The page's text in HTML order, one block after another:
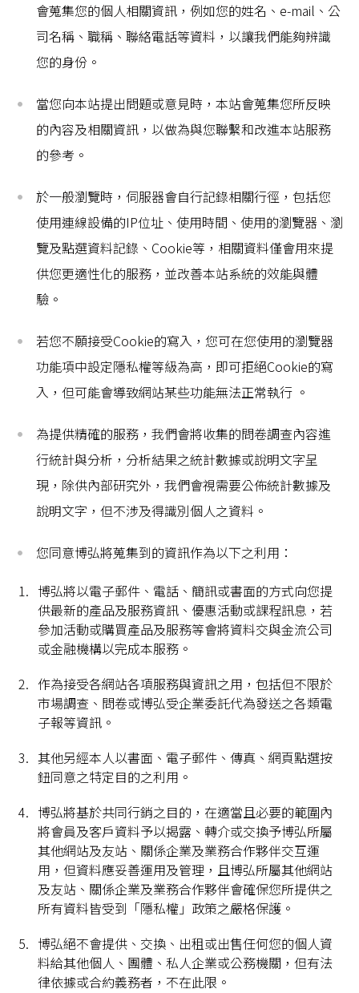
會蒐集您的個人相關資訊，例如您的姓名、e-mail、公
司名稱、職稱、聯絡電話等資料，以讓我們能夠辨識
您的身份。
當您向本站提出問題或意見時，本站會蒐集您所反映
的內容及相關資訊，以做為與您聯繫和改進本站服務
的參考。
於一般瀏覽時，伺服器會自行記錄相關行徑，包括您
使用連線設備的IP位址、使用時間、使用的瀏覽器、瀏
覽及點選資料記錄、Cookie等，相關資料僅會用來提
供您更適性化的服務，並改善本站系統的效能與體
驗。
若您不願接受Cookie的寫入，您可在您使用的瀏覽器
功能項中設定隱私權等級為高，即可拒絕Cookie的寫
入，但可能會導致網站某些功能無法正常執行 。
為提供精確的服務，我們會將收集的問卷調查內容進
行統計與分析，分析結果之統計數據或說明文字呈
現，除供內部研究外，我們會視需要公佈統計數據及
說明文字，但不涉及得識別個人之資料。
您同意博弘將蒐集到的資訊作為以下之利用：
博弘將以電子郵件、電話、簡訊或書面的方式向您提
供最新的產品及服務資訊、優惠活動或課程訊息，若
參加活動或購買產品及服務等會將資料交與金流公司
或金融機構以完成本服務。
作為接受各網站各項服務與資訊之用，包括但不限於
市場調查、問卷或博弘受企業委託代為發送之各類電
子報等資訊。
其他另經本人以書面、電子郵件、傳真、網頁點選按
鈕同意之特定目的之利用。
博弘將基於共同行銷之目的，在適當且必要的範圍內
將會員及客戶資料予以揭露、轉介或交換予博弘所屬
其他網站及友站、關係企業及業務合作夥伴交互運
用，但資料應妥善運用及管理，且博弘所屬其他網站
及友站、關係企業及業務合作夥伴會確保您所提供之
所有資料皆受到「隱私權」政策之嚴格保護。
博弘絕不會提供、交換、出租或出售任何您的個人資
料給其他個人、團體、私人企業或公務機關，但有法
律依據或合約義務者，不在此限。